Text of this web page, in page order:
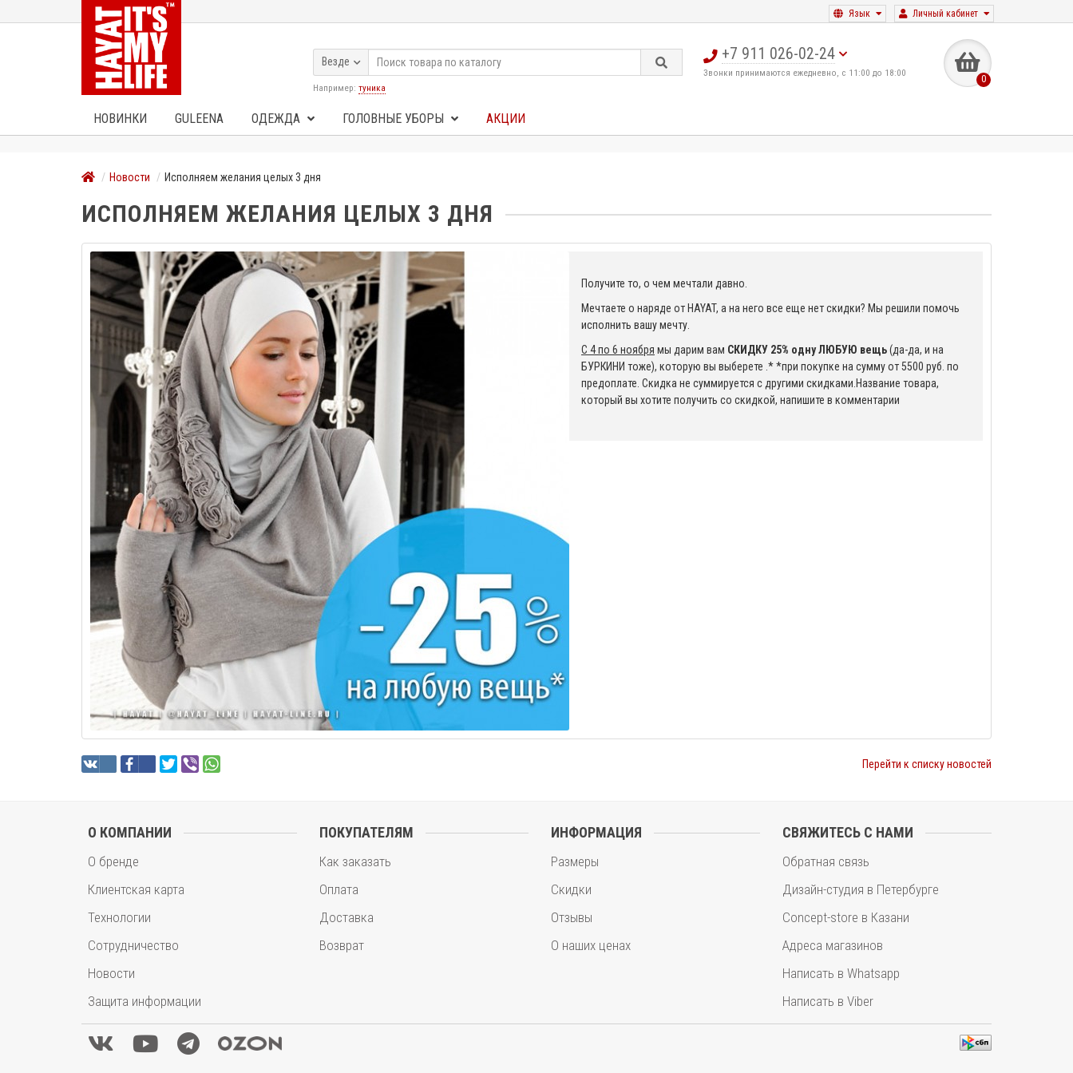
Личный кабинет
Язык
+7 911 026-02-24
Звонки принимаются ежедневно, с 11:00 до 18:00 0
Везде
Например: туника
НОВИНКИ GULEENA ОДЕЖДА ГОЛОВНЫЕ УБОРЫ АКЦИИ
Новости Исполняем желания целых 3 дня
ИСПОЛНЯЕМ ЖЕЛАНИЯ ЦЕЛЫХ 3 ДНЯ
Получите то, о чем мечтали давно.
Мечтаете о наряде от HAYAT, а на него все еще нет скидки? Мы решили помочь
исполнить вашу мечту.
С 4 по 6 ноября мы дарим вам СКИДКУ 25% одну ЛЮБУЮ вещь(да-да, и на
БУРКИНИ тоже), которую вы выберете .* *при покупке на сумму от 5500 руб. по
предоплате. Скидка не суммируется с другими скидками.Название товара,
который вы хотите получить со скидкой, напишите в комментарии
Перейти к списку новостей
О КОМПАНИИ
О бренде
Клиентская карта
Технологии
Сотрудничество
Новости
Защита информации
ПОКУПАТЕЛЯМ
Как заказать
Оплата
Доставка
Возврат
ИНФОРМАЦИЯ
Размеры
Скидки
Отзывы
О наших ценах
СВЯЖИТЕСЬ С НАМИ
Обратная связь
Дизайн-студия в Петербурге
Concept-store в Казани
Адреса магазинов
Написать в Whatsapp
Написать в Viber